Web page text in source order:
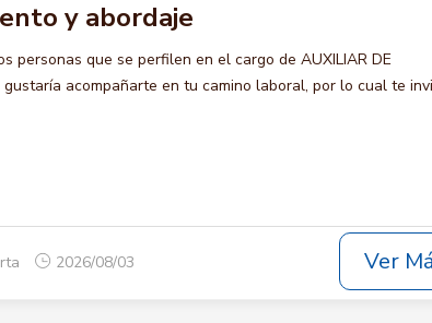
y abordaje
personas que se perfilen en el cargo de AUXILIAR DE
gustaría acompañarte en tu camino laboral, por lo cual te
2026/08/03 Ver